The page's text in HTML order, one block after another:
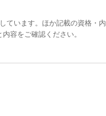
ています。ほか記載の資格・
容をご確認ください。